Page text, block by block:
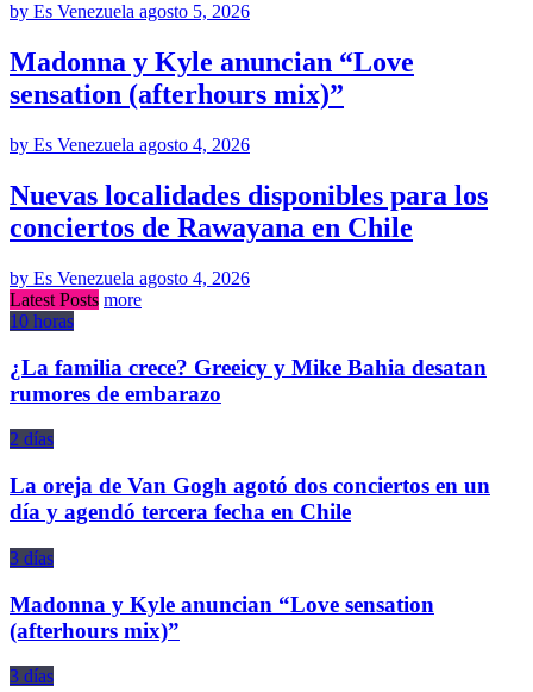
by Es Venezuela agosto 5, 2026
Madonna y Kyle anuncian “Love
sensation (afterhours mix)”
by Es Venezuela agosto 4, 2026
Nuevas localidades disponibles para los
conciertos de Rawayana en Chile
by Es Venezuela agosto 4, 2026
Latest Posts more
10 horas
¿La familia crece? Greeicy y Mike Bahia desatan
rumores de embarazo
2 días
La oreja de Van Gogh agotó dos conciertos en un
día y agendó tercera fecha en Chile
3 días
Madonna y Kyle anuncian “Love sensation
(afterhours mix)”
3 días